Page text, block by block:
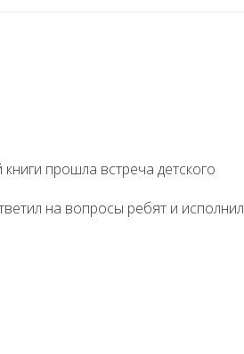
прошла встреча детского
на вопросы ребят и исполнил